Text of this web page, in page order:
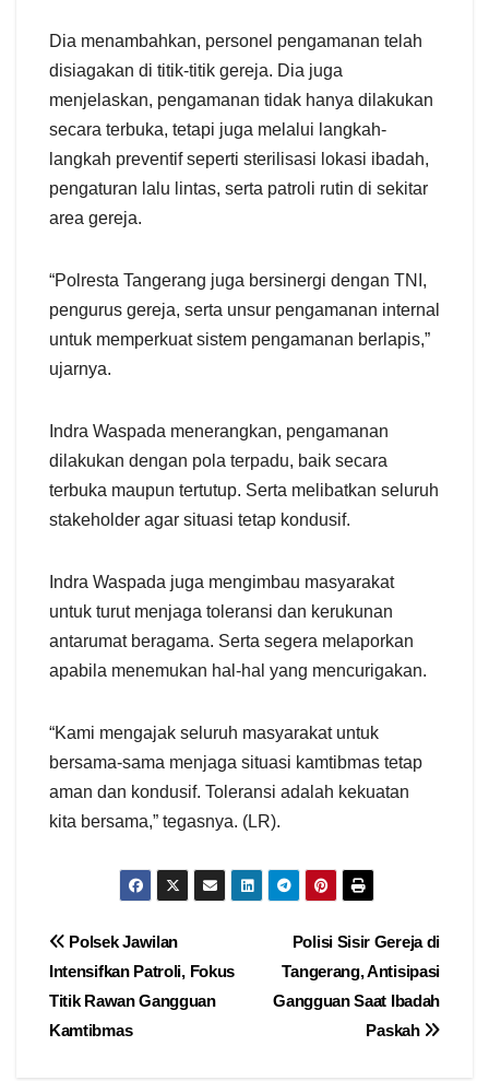
Dia menambahkan, personel pengamanan telah
disiagakan di titik-titik gereja. Dia juga
menjelaskan, pengamanan tidak hanya dilakukan
secara terbuka, tetapi juga melalui langkah-
langkah preventif seperti sterilisasi lokasi ibadah,
pengaturan lalu lintas, serta patroli rutin di sekitar
area gereja.
“Polresta Tangerang juga bersinergi dengan TNI,
pengurus gereja, serta unsur pengamanan internal
untuk memperkuat sistem pengamanan berlapis,”
ujarnya.
Indra Waspada menerangkan, pengamanan
dilakukan dengan pola terpadu, baik secara
terbuka maupun tertutup. Serta melibatkan seluruh
stakeholder agar situasi tetap kondusif.
Indra Waspada juga mengimbau masyarakat
untuk turut menjaga toleransi dan kerukunan
antarumat beragama. Serta segera melaporkan
apabila menemukan hal-hal yang mencurigakan.
“Kami mengajak seluruh masyarakat untuk
bersama-sama menjaga situasi kamtibmas tetap
aman dan kondusif. Toleransi adalah kekuatan
kita bersama,” tegasnya. (LR).
Navigasi
pos
Polisi Sisir Gereja di
Tangerang, Antisipasi
Gangguan Saat Ibadah
Paskah
Polsek Jawilan
Intensifkan Patroli, Fokus
Titik Rawan Gangguan
Kamtibmas